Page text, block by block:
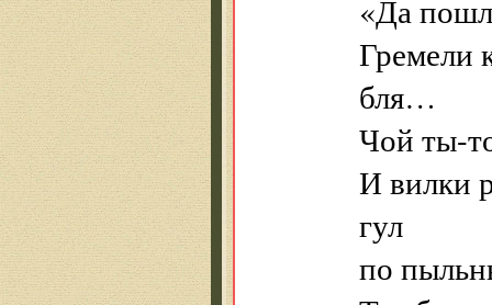
«Да
Гремели
бля…
Чой ты-
И вилки
гул
по